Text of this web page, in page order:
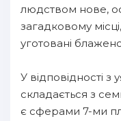
людством нове,
загадковому
уготовані
У відповідності
складається з
є сферами 7-ми